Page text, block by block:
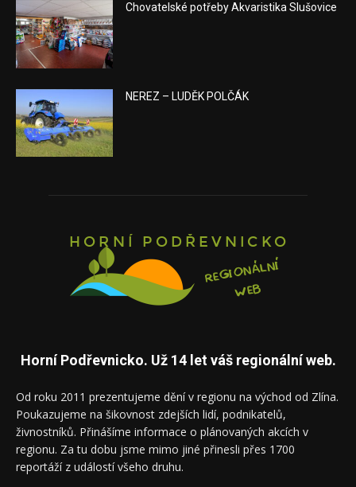
Chovatelské potřeby Akvaristika Slušovice
NEREZ – LUDĚK POLČÁK
Horní Podřevnicko. Už 14 let váš regionální web.
Od roku 2011 prezentujeme dění v regionu na východ od Zlína.
Poukazujeme na šikovnost zdejších lidí, podnikatelů,
živnostníků. Přinášíme informace o plánovaných akcích v
regionu. Za tu dobu jsme mimo jiné přinesli přes 1700
reportáží z událostí všeho druhu.